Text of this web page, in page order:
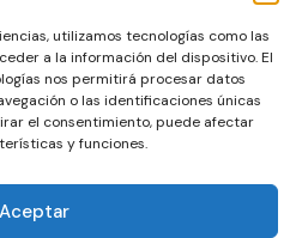
utilizamos tecnologías como las
a la información del dispositivo. El
nos permitirá procesar datos
o las identificaciones únicas
el consentimiento, puede afectar
y funciones.
Aceptar
online
en La Palma
Europea – NextGenerationEU